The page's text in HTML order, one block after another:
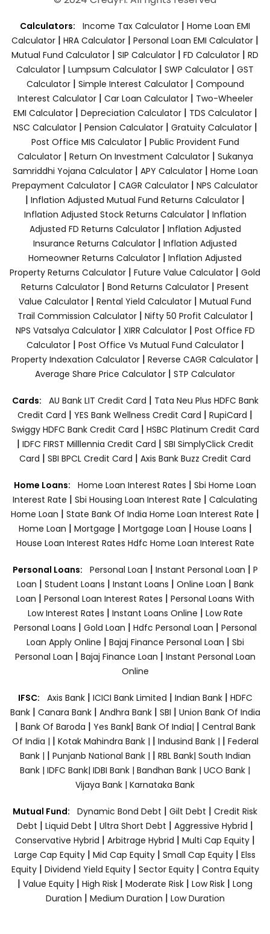
Calculators: Income Tax Calculator | Home Loan EMI
Calculator | HRA Calculator | Personal Loan EMI Calculator |
Mutual Fund Calculator | SIP Calculator | FD Calculator | RD
Calculator | Lumpsum Calculator | SWP Calculator | GST
Calculator| Simple Interest Calculator| Compound
Interest Calculator| Car Loan Calculator| Two-Wheeler
EMI Calculator| Depreciation Calculator| TDS Calculator|
NSC Calculator| Pension Calculator| Gratuity Calculator|
Post Office MIS Calculator| Public Provident Fund
Calculator| Return On Investment Calculator| Sukanya
Samriddhi Yojana Calculator| APY Calculator| Home Loan
Prepayment Calculator | CAGR Calculator | NPS Calculator
| Inflation Adjusted Mutual Fund Returns Calculator |
Inflation Adjusted Stock Returns Calculator| Inflation
Adjusted FD Returns Calculator| Inflation Adjusted
Insurance Returns Calculator | Inflation Adjusted
Homeowner Returns Calculator | Inflation Adjusted
Property Returns Calculator | Future Value Calculator | Gold
Returns Calculator | Bond Returns Calculator | Present
Value Calculator | Rental Yield Calculator | Mutual Fund
Trail Commission Calculator| Nifty 50 Profit Calculator|
NPS Vatsalya Calculator| XIRR Calculator| Post Office FD
Calculator| Post Office Vs Mutual Fund Calculator|
Property Indexation Calculator | Reverse CAGR Calculator |
Average Share Price Calculator | STP Calculator
Cards: AU Bank LIT Credit Card | Tata Neu Plus HDFC Bank
Credit Card | YES Bank Wellness Credit Card | RupiCard |
Swiggy HDFC Bank Credit Card | HSBC Platinum Credit Card
| IDFC FIRST Milllennia Credit Card | SBI SimplyClick Credit
Card | SBI BPCL Credit Card | Axis Bank Buzz Credit Card
Home Loans: Home Loan Interest Rates | Sbi Home Loan
Interest Rate | Sbi Housing Loan Interest Rate | Calculating
Home Loan | State Bank Of India Home Loan Interest Rate |
Home Loan | Mortgage | Mortgage Loan | House Loans |
House Loan Interest Rates Hdfc Home Loan Interest Rate
Personal Loans: Personal Loan | Instant Personal Loan | P
Loan | Student Loans | Instant Loans | Online Loan | Bank
Loan | Personal Loan Interest Rates | Personal Loans With
Low Interest Rates | Instant Loans Online | Low Rate
Personal Loans | Gold Loan | Hdfc Personal Loan | Personal
Loan Apply Online | Bajaj Finance Personal Loan | Sbi
Personal Loan | Bajaj Finance Loan | Instant Personal Loan
Online
IFSC: Axis Bank | ICICI Bank Limited | Indian Bank | HDFC
Bank| Canara Bank | Andhra Bank| SBI | Union Bank Of India
| Bank Of Baroda | Yes Bank| Bank Of India| | Central Bank
Of India | | Kotak Mahindra Bank | | Indusind Bank | | Federal
Bank | | Punjanb National Bank | | RBL Bank| South Indian
Bank | IDFC Bank| IDBI Bank | Bandhan Bank | UCO Bank |
Vijaya Bank | Karnataka Bank
Mutual Fund: Dynamic Bond Debt | Gilt Debt | Credit Risk
Debt | Liquid Debt | Ultra Short Debt | Aggressive Hybrid |
Conservative Hybrid | Arbitrage Hybrid | Multi Cap Equity |
Large Cap Equity | Mid Cap Equity | Small Cap Equity | Elss
Equity| Dividend Yield Equity| Sector Equity | Contra Equity
| Value Equity | High Risk | Moderate Risk | Low Risk | Long
Duration | Medium Duration | Low Duration